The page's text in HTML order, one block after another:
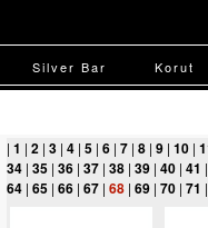
Silver Bar Korut
| 1 | 2 | 3 | 4 | 5 | 6 | 7 | 8 | 9 | 10 |
34 | 35 | 36 | 37 | 38 | 39 | 40 | 41
64 | 65 | 66 | 67 | 68 | 69 | 70 | 71